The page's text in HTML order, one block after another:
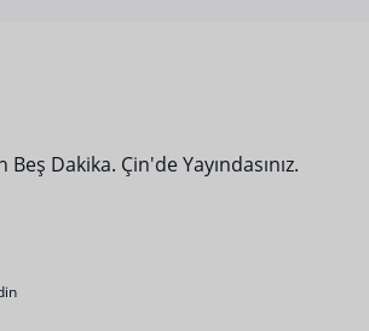
Beş Dakika. Çin'de Yayındasınız.